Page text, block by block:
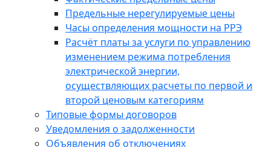
Предельные нерегулируемые цены
Часы определения мощности на РРЭ
Расчёт платы за услуги по управлению
изменением режима потребления
электрической энергии,
осуществляющих расчеты по первой и
второй ценовым категориям
Типовые формы договоров
Уведомления о задолженности
Объявления об отключениях